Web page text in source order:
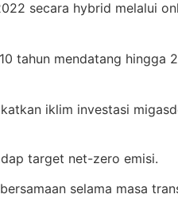
secara hybrid melalui
10 tahun mendatang hingga
iklim investasi migas
target net-zero emisi.
bersamaan selama masa